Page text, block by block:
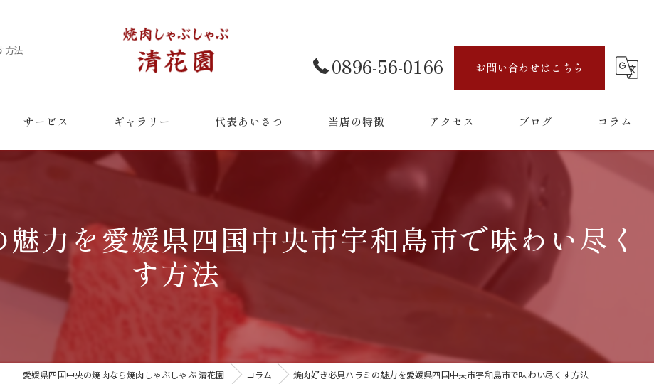
方法
0896-56-0166 お問い合わせはこちら
サービス ギャラリー 代表あいさつ 当店の特徴
ディナー
アクセス ブログ コラム
力を愛媛県四国中央市宇和島市で味わい尽く
す方法
愛媛県四国中央の焼肉なら焼肉しゃぶしゃぶ 清花園 コラム 焼肉好き必見ハラミの魅力を愛媛県四国中央市宇和島市で味わい尽くす方法